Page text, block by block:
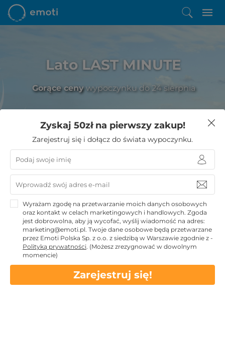
Lato LAST MINUTE
Gorące cenywypoczynku do 24 sierpnia
Emoti » Odpoczynek nad jeziorem » Smaki Mazur
Smaki Mazur - co warto skosztować w
tym regionie Polski
2024 WRZ 4
Zyskaj 50zł na pierwszy zakup!
Zarejestruj się i dołącz do świata wypoczynku.
Wyrażam zgodę na przetwarzanie moich danych osobowych
oraz kontakt w celach marketingowych i handlowych. Zgoda
jest dobrowolna, aby ją wycofać, wyślij wiadomość na adres:
marketing@emoti.pl. Twoje dane osobowe będą przetwarzane
przez Emoti Polska Sp. z o.o. z siedzibą w Warszawie zgodnie z -
Polityką prywatności. (Możesz zrezygnować w dowolnym
momencie)
Zarejestruj się!